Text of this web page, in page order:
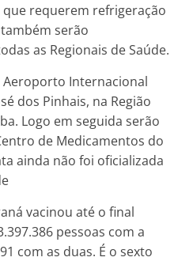
que requerem refrigeração
serão
as Regionais de Saúde.
Aeroporto Internacional
dos Pinhais, na Região
Logo em seguida serão
de Medicamentos do
ainda não foi oficializada
vacinou até o final
pessoas com a
com as duas. É o sexto